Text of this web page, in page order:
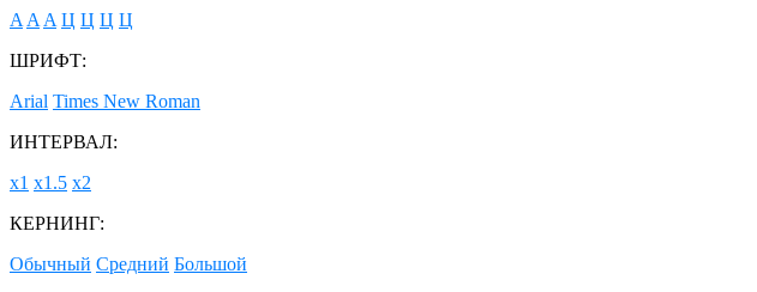
A A A Ц Ц Ц Ц
ШРИФТ:
Arial Times New Roman
ИНТЕРВАЛ:
х1 х1.5 х2
КЕРНИНГ:
Обычный Средний Большой